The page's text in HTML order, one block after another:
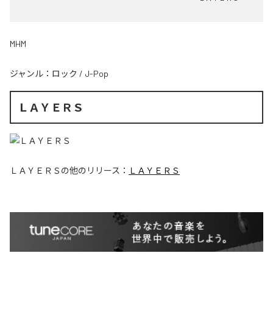
MHM
ジャンル： ロック / J-Pop
ＬＡＹＥＲＳ
ＬＡＹＥＲＳの他のリリース： ＬＡＹＥＲＳ